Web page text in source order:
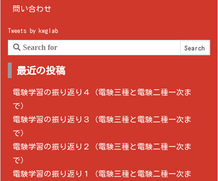
問い合わせ
Tweets by kwglab
最近の投稿
電験学習の振り返り４（電験三種と電験二種一次ま
で）
電験学習の振り返り３（電験三種と電験二種一次ま
で）
電験学習の振り返り２（電験三種と電験二種一次ま
で）
電験学習の振り返り１（電験三種と電験二種一次ま